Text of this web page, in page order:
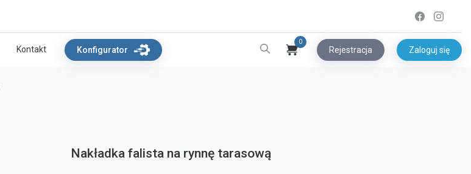
Kontakt Konfigurator
0
Rejestracja Zaloguj się
Nakładka falista na rynnę tarasową